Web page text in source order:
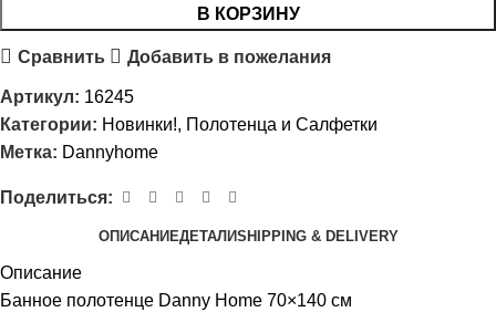
В КОРЗИНУ
Сравнить Добавить в пожелания
Артикул: 16245
Категории: Новинки!, Полотенца и Салфетки
Метка: Dannyhome
Поделиться:
ОПИСАНИЕДЕТАЛИSHIPPING & DELIVERY
Описание
Банное полотенце Danny Home 70×140 см